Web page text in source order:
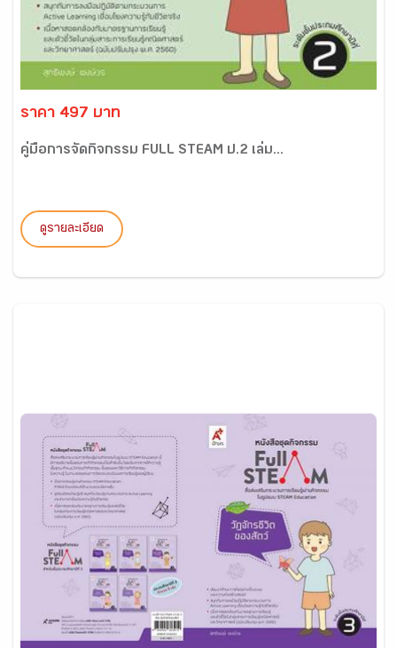
ราคา 497 บาท
คู่มือการจัดกิจกรรม FULL STEAM ป.2 เล่ม...
ดูรายละเอียด